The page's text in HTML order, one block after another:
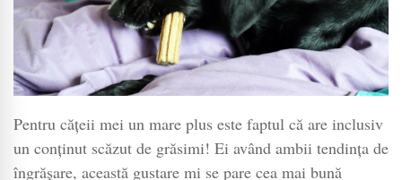
Pentru cățeii mei un mare plus este faptul că are inclusiv
un conținut scăzut de grăsimi! Ei având ambii tendința de
îngrășare, această gustare mi se pare cea mai bună